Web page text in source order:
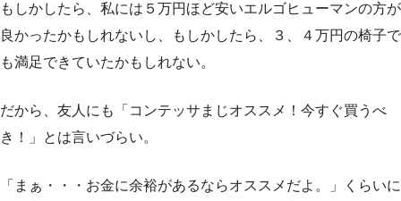
もしかしたら、私には５万円ほど安いエルゴヒューマンの方が
良かったかもしれないし、もしかしたら、３、４万円の椅子で
も満足できていたかもしれない。
だから、友人にも「コンテッサまじオススメ！今すぐ買うべ
き！」とは言いづらい。
「まぁ・・・お金に余裕があるならオススメだよ。」くらいに